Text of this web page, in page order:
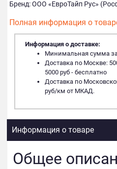
Бренд: ООО «ЕвроТайп Рус»
Полная информация о
Информация о доставке:
Минимальная сумма
Доставка по Москве:
5000 руб - бесплатно
Доставка по
руб/км от МКАД.
Информация о товаре
Общее